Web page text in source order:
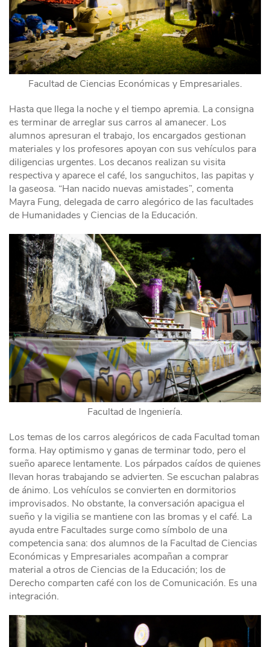
Facultad de Ciencias Económicas y Empresariales.
Hasta que llega la noche y el tiempo apremia. La consigna
es terminar de arreglar sus carros al amanecer. Los
alumnos apresuran el trabajo, los encargados gestionan
materiales y los profesores apoyan con sus vehículos para
diligencias urgentes. Los decanos realizan su visita
respectiva y aparece el café, los sanguchitos, las papitas y
la gaseosa. “Han nacido nuevas amistades”, comenta
Mayra Fung, delegada de carro alegórico de las facultades
de Humanidades y Ciencias de la Educación.
Facultad de Ingeniería.
Los temas de los carros alegóricos de cada Facultad toman
forma. Hay optimismo y ganas de terminar todo, pero el
sueño aparece lentamente. Los párpados caídos de quienes
llevan horas trabajando se advierten. Se escuchan palabras
de ánimo. Los vehículos se convierten en dormitorios
improvisados. No obstante, la conversación apacigua el
sueño y la vigilia se mantiene con las bromas y el café. La
ayuda entre Facultades surge como símbolo de una
competencia sana: dos alumnos de la Facultad de Ciencias
Económicas y Empresariales acompañan a comprar
material a otros de Ciencias de la Educación; los de
Derecho comparten café con los de Comunicación. Es una
integración.